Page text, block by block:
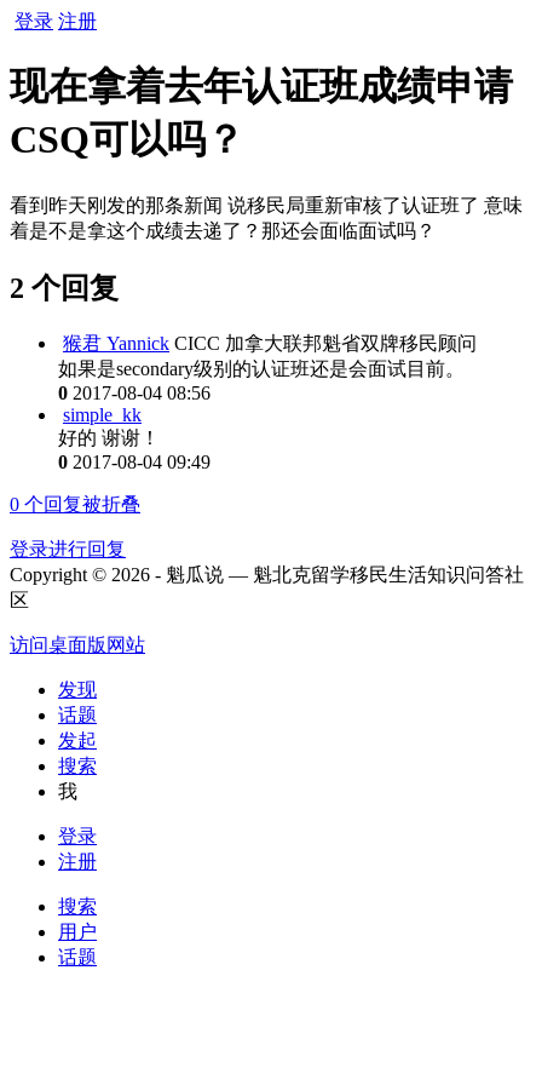
登录 注册
现在拿着去年认证班成绩申请
CSQ可以吗？
看到昨天刚发的那条新闻 说移民局重新审核了认证班了 意味
着是不是拿这个成绩去递了？那还会面临面试吗？
2 个回复
猴君 Yannick CICC 加拿大联邦魁省双牌移民顾问
如果是secondary级别的认证班还是会面试目前。
0 2017-08-04 08:56
simple_kk
好的 谢谢！
0 2017-08-04 09:49
0 个回复被折叠
登录进行回复
Copyright © 2026 - 魁瓜说 — 魁北克留学移民生活知识问答社
区
访问桌面版网站
发现
话题
发起
搜索
我
登录
注册
搜索
用户
话题